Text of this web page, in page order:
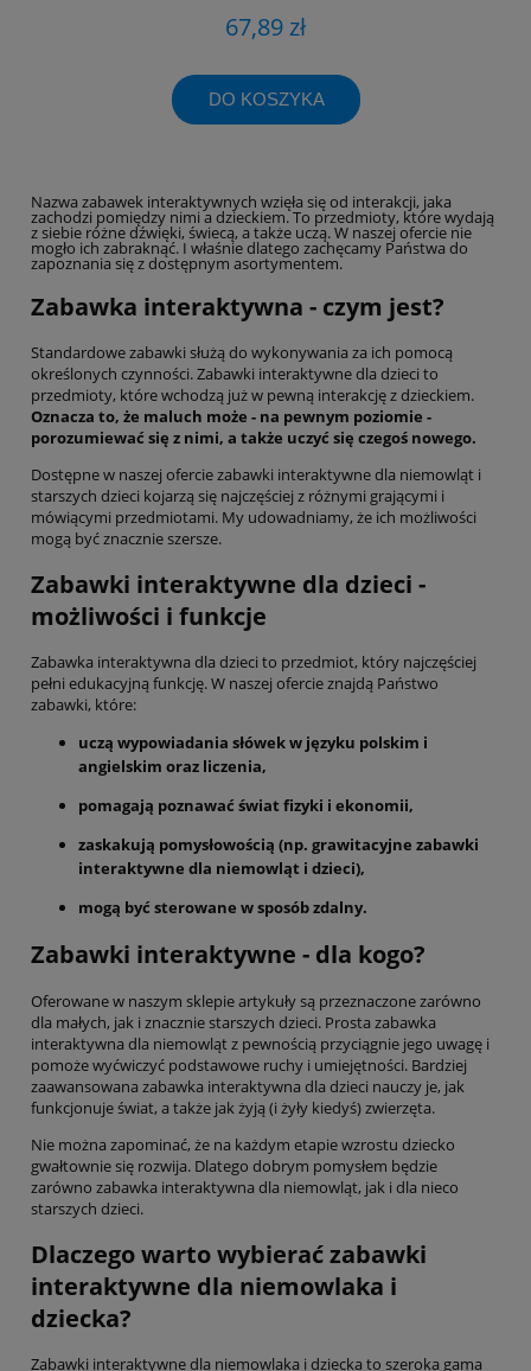
67,89 zł
DO KOSZYKA
Nazwa zabawek interaktywnych wzięła się od interakcji, jaka
zachodzi pomiędzy nimi a dzieckiem. To przedmioty, które wydają
z siebie różne dźwięki, świecą, a także uczą. W naszej ofercie nie
mogło ich zabraknąć. I właśnie dlatego zachęcamy Państwa do
zapoznania się z dostępnym asortymentem.
Zabawka interaktywna - czym jest?
Standardowe zabawki służą do wykonywania za ich pomocą
określonych czynności. Zabawki interaktywne dla dzieci to
przedmioty, które wchodzą już w pewną interakcję z dzieckiem.
Oznacza to, że maluch może - na pewnym poziomie -
porozumiewać się z nimi, a także uczyć się czegoś nowego.
Dostępne w naszej ofercie zabawki interaktywne dla niemowląt i
starszych dzieci kojarzą się najczęściej z różnymi grającymi i
mówiącymi przedmiotami. My udowadniamy, że ich możliwości
mogą być znacznie szersze.
Zabawki interaktywne dla dzieci -
możliwości i funkcje
Zabawka interaktywna dla dzieci to przedmiot, który najczęściej
pełni edukacyjną funkcję. W naszej ofercie znajdą Państwo
zabawki, które:
uczą wypowiadania słówek w języku polskim i
angielskim oraz liczenia,
pomagają poznawać świat fizyki i ekonomii,
zaskakują pomysłowością (np. grawitacyjne zabawki
interaktywne dla niemowląt i dzieci),
mogą być sterowane w sposób zdalny.
Zabawki interaktywne - dla kogo?
Oferowane w naszym sklepie artykuły są przeznaczone zarówno
dla małych, jak i znacznie starszych dzieci. Prosta zabawka
interaktywna dla niemowląt z pewnością przyciągnie jego uwagę i
pomoże wyćwiczyć podstawowe ruchy i umiejętności. Bardziej
zaawansowana zabawka interaktywna dla dzieci nauczy je, jak
funkcjonuje świat, a także jak żyją (i żyły kiedyś) zwierzęta.
Nie można zapominać, że na każdym etapie wzrostu dziecko
gwałtownie się rozwija. Dlatego dobrym pomysłem będzie
zarówno zabawka interaktywna dla niemowląt, jak i dla nieco
starszych dzieci.
Dlaczego warto wybierać zabawki
interaktywne dla niemowlaka i
dziecka?
Zabawki interaktywne dla niemowlaka i dziecka to szeroka gama